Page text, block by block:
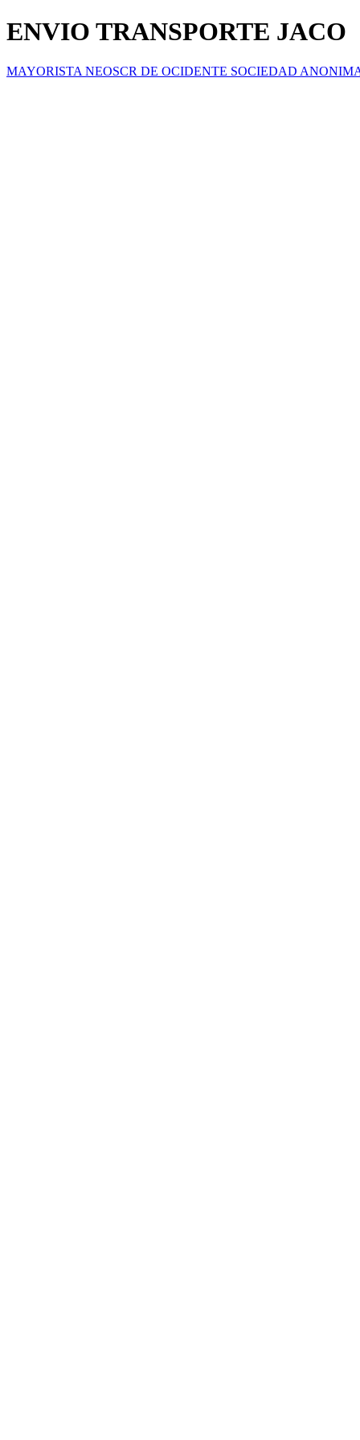
ENVIO TRANSPORTE JACO
MAYORISTA NEOSCR DE OCIDENTE SOCIEDAD